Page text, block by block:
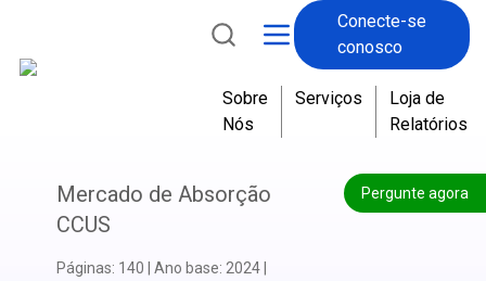
Conecte-se
conosco
Sobre
Nós
Serviços
Loja de
Relatórios
Pergunte agora
Mercado de Absorção
CCUS
Páginas: 140 Ano base: 2024